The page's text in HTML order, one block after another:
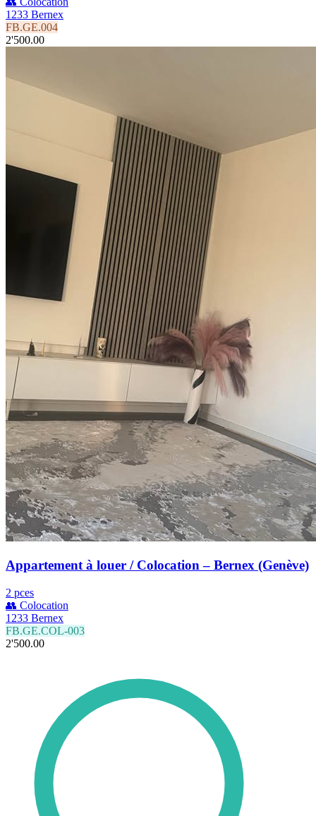
1233 Bernex
FB.GE.004
2'500.00
Appartement à louer / Colocation – Bernex (Genève)
2 pces
👥 Colocation
1233 Bernex
FB.GE.COL-003
2'500.00